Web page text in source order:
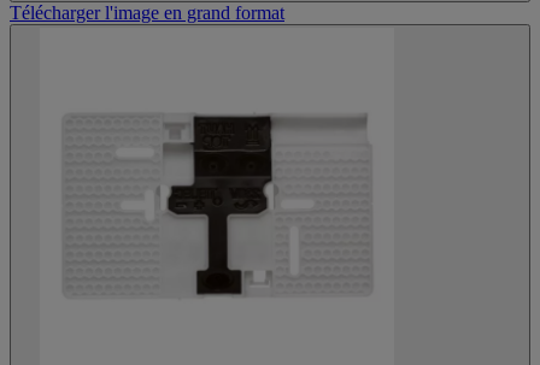
Télécharger l'image en grand format